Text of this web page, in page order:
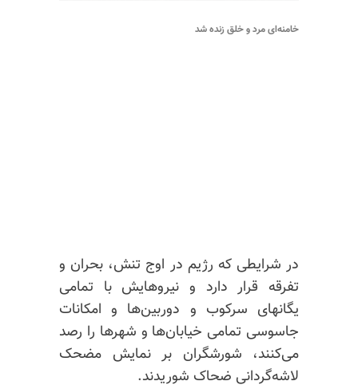
خامنه‌ای مرد و خلق زنده شد
در شرایطی که رژیم در اوج تنش، بحران و
تفرقه قرار دارد و نیروهایش با تمامی
یگانهای سرکوب و دوربین‌ها و امکانات
جاسوسی تمامی خیابان‌ها و شهرها را رصد
می‌کنند، شورشگران بر نمایش مضحک
لاشه‌گردانی ضحاک شوریدند.